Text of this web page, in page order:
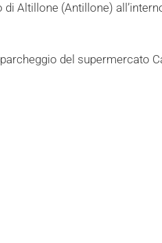
Altillone (Antillone)
del supermercato